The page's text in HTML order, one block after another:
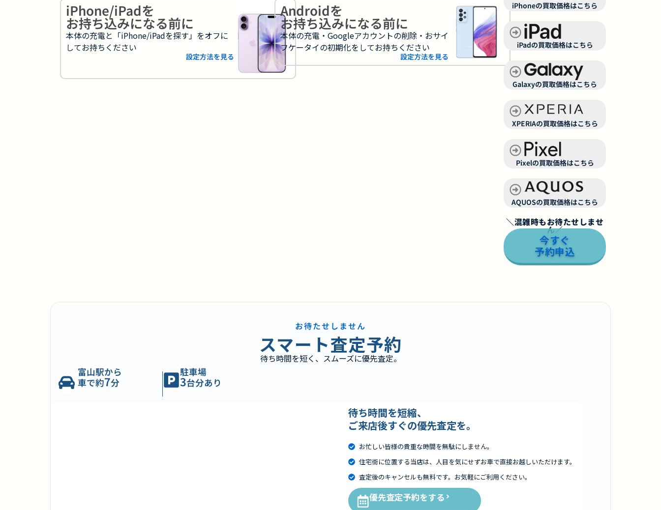
iPhone/iPadを
お持ち込みになる前に
本体の充電と「iPhone/iPadを探す」をオフに
してお持ちください
設定方法を見る
Androidを
お持ち込みになる前に
本体の充電・Googleアカウントの削除・おサイ
フケータイの初期化をしてお持ちください
設定方法を見る
iPhoneの買取価格はこちら
iPadの買取価格はこちら
Galaxyの買取価格はこちら
XPERIAの買取価格はこちら
Pixelの買取価格はこちら
AQUOSの買取価格はこちら
＼混雑時もお待たせしませ
ん／
今すぐ
予約申込
お待たせしません
スマート査定予約
待ち時間を短く、スムーズに優先査定。
富山駅から
車で約7分
駐車場
3台分あり
待ち時間を短縮、
ご来店後すぐの優先査定を。
お忙しい皆様の貴重な時間を無駄にしません。
住宅街に位置する当店は、人目を気にせずお車で直接お越しいただけます。
査定後のキャンセルも無料です。お気軽にご利用ください。
優先査定予約をする